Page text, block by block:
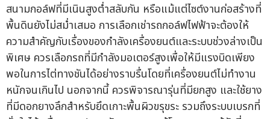
สนามกอล์ฟที่มีเนินสูงต่ำสลับกัน หรือแม้แต่ไซต์งานก่อสร้างที่
พื้นดินยังไม่สม่ำเสมอ การเลือกเช่ารถกอล์ฟไฟฟ้าจะต้องให้
ความสำคัญกับเรื่องของกำลังเครื่องยนต์และระบบช่วงล่างเป็น
พิเศษ ควรเลือกรถที่มีกำลังมอเตอร์สูงเพื่อให้มีแรงบิดเพียง
พอในการไต่ทางชันได้อย่างราบรื่นโดยที่เครื่องยนต์ไม่ทำงาน
หนักจนเกินไป นอกจากนี้ ควรพิจารณารุ่นที่มียกสูง และใช้ยาง
ที่มีดอกยางลึกสำหรับยึดเกาะพื้นผิวขรุขระ รวมถึงระบบเบรกที่